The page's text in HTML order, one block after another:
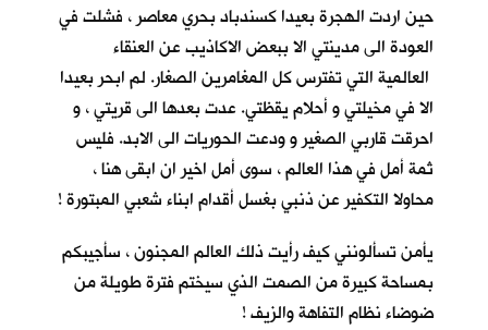
حين اردت الهجرة بعيدا كسندباد بحري معاصر ، فشلت في
العودة الى مدينتي الا ببعض الاكاذيب عن العنقاء
العالمية التي تفترس كل المغامرين الصغار. لم ابحر بعيدا
الا في مخيلتي و أحلام يقظتي. عدت بعدها الى قريتي ، و
احرقت قاربي الصغير و ودعت الحوريات الى الابد. فليس
ثمة أمل في هذا العالم ، سوى أمل اخير ان ابقى هنا ،
محاولا التكفير عن ذنبي بغسل أقدام ابناء شعبي المبتورة !
يأمن تسألونني كيف رأيت ذلك العالم المجنون ، سأجيبكم
بمساحة كبيرة من الصمت الذي سيختم فترة طويلة من
ضوضاء نظام التفاهة والزيف !